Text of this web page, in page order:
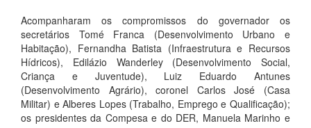
Acompanharam os compromissos do governador os
secretários Tomé Franca (Desenvolvimento Urbano e
Habitação), Fernandha Batista (Infraestrutura e Recursos
Hídricos), Edilázio Wanderley (Desenvolvimento Social,
Criança e Juventude), Luiz Eduardo Antunes
(Desenvolvimento Agrário), coronel Carlos José (Casa
Militar) e Alberes Lopes (Trabalho, Emprego e Qualificação);
os presidentes da Compesa e do DER, Manuela Marinho e